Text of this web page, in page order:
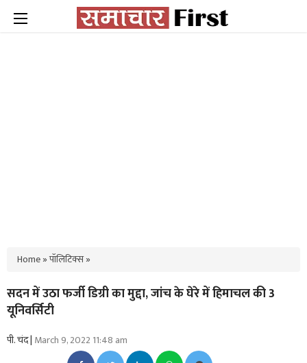
Home»पॉलिटिक्स»
सदन में उठा फर्जी डिग्री का मुद्दा, जांच के घेरे में हिमाचल की 3
यूनिवर्सिटी
पी. चंद | March 9, 2022 11:48 am